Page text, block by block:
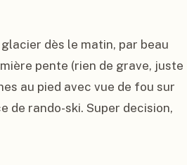
dès le matin, par beau
pente (rien de grave, juste
au pied avec vue de fou sur
de rando-ski. Super decision,